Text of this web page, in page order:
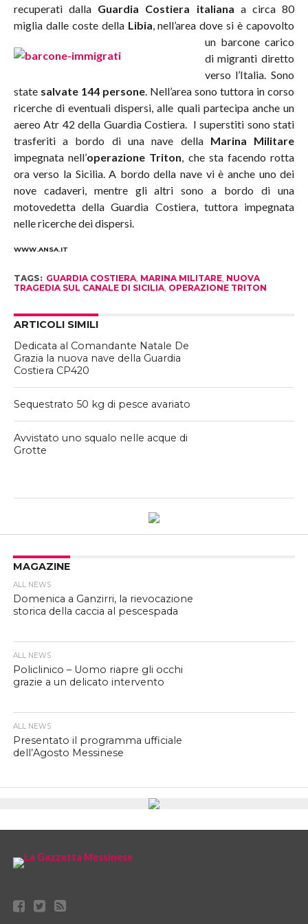
recuperati dalla Guardia Costiera italiana a circa 80
miglia dalle coste della Libia, nell’area dove si è capovolto
un barcone carico
di migranti diretto
verso l’Italia. Sono
statesalvate 144 persone. Nell’area sono tuttora in corso
ricerche di eventuali dispersi, alle quali partecipa anche un
aereo Atr 42 della Guardia Costiera. I superstiti sono stati
trasferiti a bordo di una nave della Marina Militare
impegnata nell’operazione Triton, che sta facendo rotta
ora verso la Sicilia. A bordo della nave vi è anche uno dei
nove cadaveri, mentre gli altri sono a bordo di una
motovedetta della Guardia Costiera, tuttora impegnata
nelle ricerche dei dispersi.
WWW.ANSA.IT
TAGS: GUARDIA COSTIERA, MARINA MILITARE, NUOVA
TRAGEDIA SUL CANALE DI SICILIA, OPERAZIONE TRITON
ARTICOLI SIMILI
Dedicata al Comandante Natale De
Grazia la nuova nave della Guardia
Costiera CP420
Sequestrato 50 kg di pesce avariato
Avvistato uno squalo nelle acque di
Grotte
MAGAZINE
ALL NEWS
Domenica a Ganzirri, la rievocazione
storica della caccia al pescespada
ALL NEWS
Policlinico – Uomo riapre gli occhi
grazie a un delicato intervento
ALL NEWS
Presentato il programma ufficiale
dell’Agosto Messinese